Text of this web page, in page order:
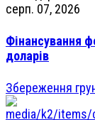
серп. 07, 2026
Фінансування
доларів
Збереження